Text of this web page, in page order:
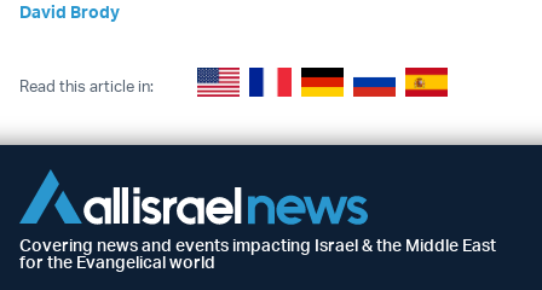
David Brody
Read this article in:
Covering news and events impacting Israel & the Middle East
for the Evangelical world